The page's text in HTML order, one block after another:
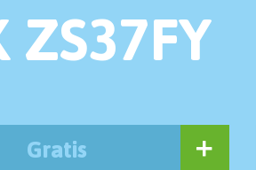
ZS37FY
Gratis